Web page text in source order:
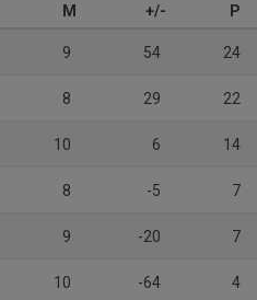
M +/- P
9 54 24
8 29 22
10 6 14
8 -5 7
9 -20 7
10 -64 4